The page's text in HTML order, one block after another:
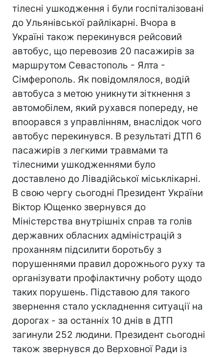
тілесні ушкодження і були госпіталізовані
до Ульянівської райлікарні. Вчора в
Україні також перекинувся рейсовий
автобус, що перевозив 20 пасажирів за
маршрутом Севастополь - Ялта -
Сімферополь. Як повідомлялося, водій
автобуса з метою уникнути зіткнення з
автомобілем, який рухався попереду, не
впоорався з управлінням, внаслідок чого
автобус перекинувся. В результаті ДТП 6
пасажирів з легкими травмами та
тілесними ушкодженнями було
доставлено до Лівадійської міськлікарні.
В свою чергу сьогодні Президент України
Віктор Ющенко звернувся до
Міністерства внутрішніх справ та голів
державних обласних адміністрацій з
проханням підсилити боротьбу з
порушеннями правил дорожнього руху та
організувати профілактичну роботу щодо
таких порушень. Підставою для такого
звернення стало ускладнення ситуації на
дорогах - за останніх 10 днів в ДТП
загинули 252 людини. Президент сьогодні
також звернувся до Верховної Ради із